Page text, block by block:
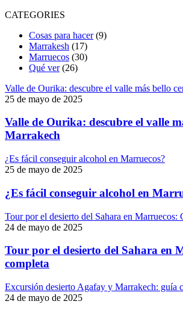
CATEGORIES
Cosas para hacer(9)
Marrakesh (17)
Marruecos (30)
Qué ver(26)
Valle de Ourika: descubre el valle más bello
25 de mayo de 2025
Valle de Ourika: descubre el valle
Marrakech
¿Es fácil conseguir alcohol en Marruecos?
25 de mayo de 2025
¿Es fácil conseguir alcohol en
Tour por el desierto del Sahara en Marruecos:
24 de mayo de 2025
Tour por el desierto del Sahara en
completa
Excursión desierto Agafay y Marrakech: guía
24 de mayo de 2025